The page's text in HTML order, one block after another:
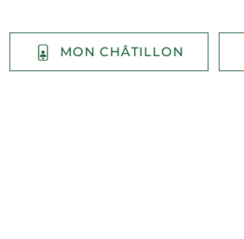
MON CHÂTILLON